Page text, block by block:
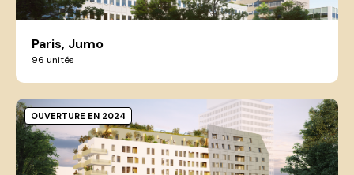
Paris, Jumo
96 unités
OUVERTURE EN 2024